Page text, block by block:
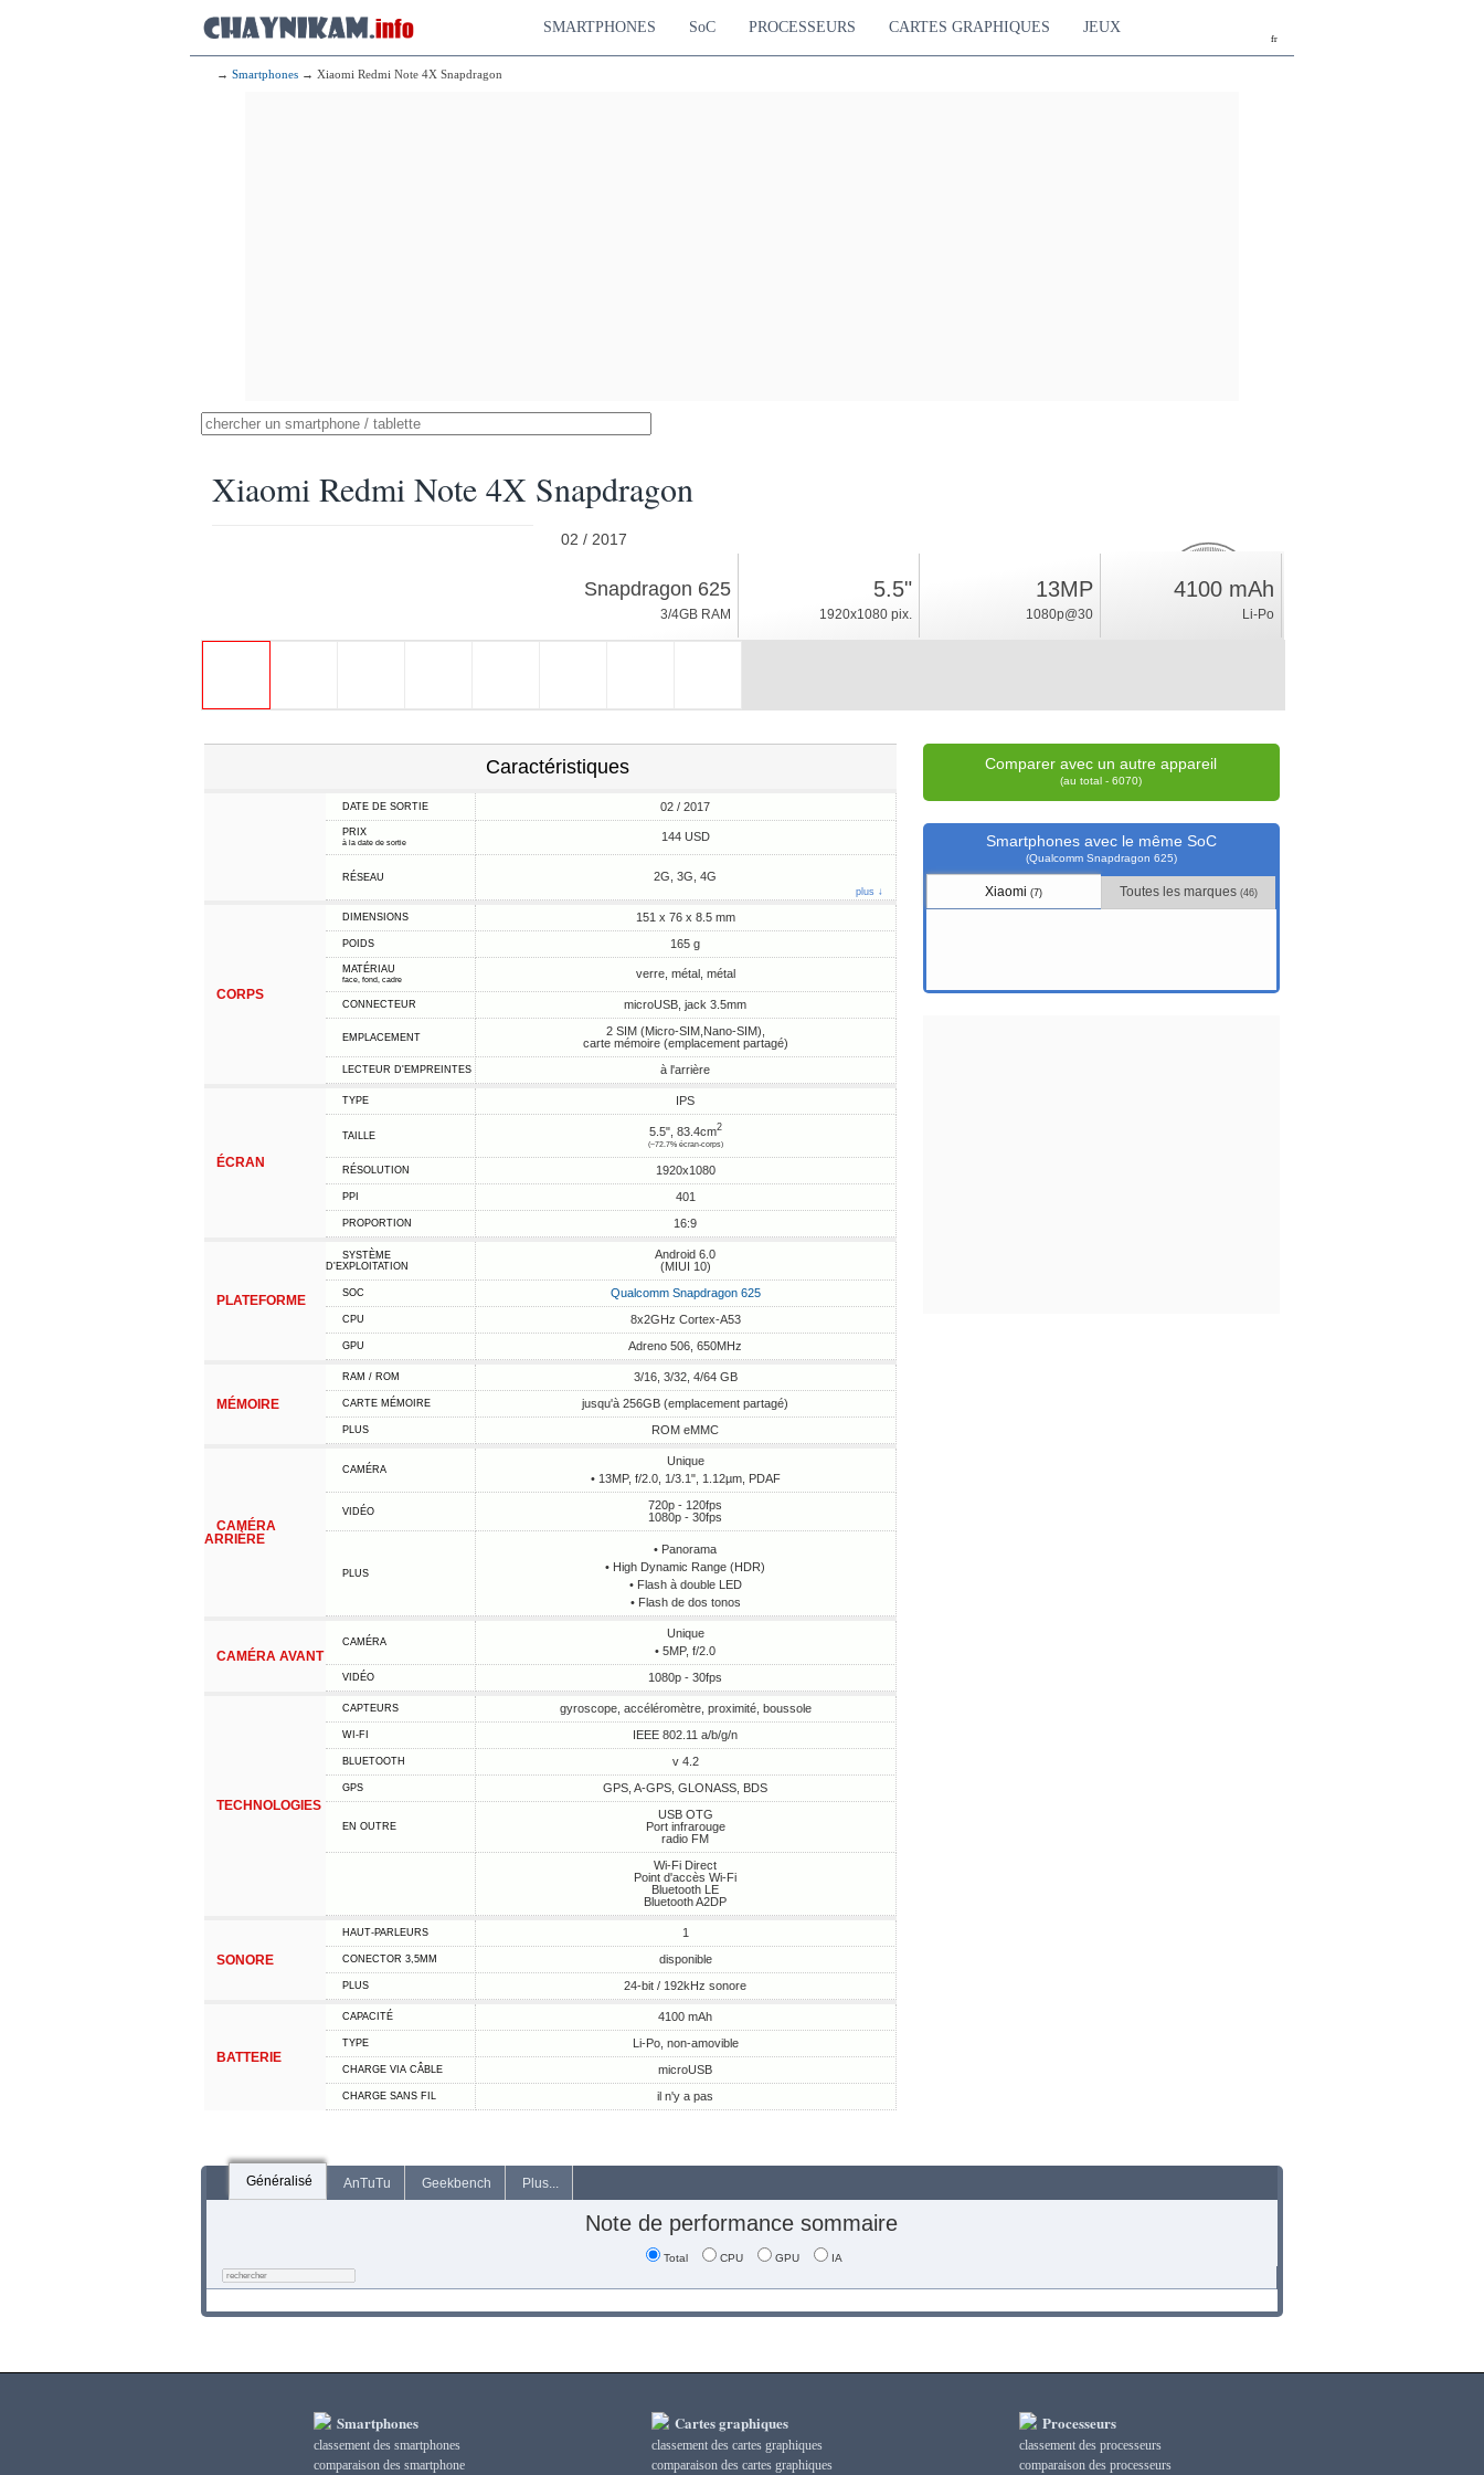
fr
SMARTPHONES SoC PROCESSEURS CARTES GRAPHIQUES JEUX
→ Smartphones → Xiaomi Redmi Note 4X Snapdragon
Xiaomi Redmi Note 4X Snapdragon
02 / 2017
Android 6.0, MIUI 10
4.3%
Snapdragon 625
3/4GB RAM
5.5"
1920x1080 pix.
13MP
1080p@30
4100 mAh
Li-Po
Caractéristiques
DATE DE SORTIE 02 / 2017
PRIX
à la date de sortie 144 USD
RÉSEAU 2G, 3G, 4G
plus ↓
CORPS
DIMENSIONS 151 x 76 x 8.5 mm
POIDS 165 g
MATÉRIAU
face, fond, cadre verre, métal, métal
CONNECTEUR microUSB, jack 3.5mm
EMPLACEMENT
2 SIM (Micro-SIM,Nano-SIM),
carte mémoire (emplacement partagé)
LECTEUR D'EMPREINTES à l'arrière
ÉCRAN
TYPE IPS
TAILLE 5.5", 83.4cm2
(~72.7% écran-corps)
RÉSOLUTION 1920x1080
PPI 401
PROPORTION 16:9
PLATEFORME
SYSTÈME
D'EXPLOITATION
Android 6.0
(MIUI 10)
SOC Qualcomm Snapdragon 625
CPU 8x2GHz Cortex-A53
GPU Adreno 506, 650MHz
MÉMOIRE
RAM / ROM 3/16, 3/32, 4/64 GB
CARTE MÉMOIRE jusqu'à 256GB (emplacement partagé)
PLUS ROM eMMC
CAMÉRA
ARRIÈRE
CAMÉRA
Unique
• 13MP, f/2.0, 1/3.1", 1.12µm, PDAF
VIDÉO
720p - 120fps
1080p - 30fps
PLUS
• Panorama
• High Dynamic Range (HDR)
• Flash à double LED
• Flash de dos tonos
CAMÉRA AVANT
CAMÉRA
Unique
• 5MP, f/2.0
VIDÉO 1080p - 30fps
TECHNOLOGIES
CAPTEURS gyroscope, accéléromètre, proximité, boussole
WI-FI IEEE 802.11 a/b/g/n
BLUETOOTH v 4.2
GPS GPS, A-GPS, GLONASS, BDS
EN OUTRE
USB OTG
Port infrarouge
radio FM
Wi-Fi Direct
Point d'accès Wi-Fi
Bluetooth LE
Bluetooth A2DP
SONORE
HAUT-PARLEURS 1
CONECTOR 3,5MM disponible
PLUS 24-bit / 192kHz sonore
BATTERIE
CAPACITÉ 4100 mAh
TYPE Li-Po, non-amovible
CHARGE VIA CÂBLE microUSB
CHARGE SANS FIL il n'y a pas
Comparer avec un autre appareil
(au total - 6070)
Smartphones avec le même SoC
(Qualcomm Snapdragon 625)
Xiaomi(7) Toutes les marques (46)
Généralisé AnTuTu Geekbench Plus...
Note de performance sommaire
Total CPU GPU IA
Smartphones
classement des smartphones
сomparaison des smartphone
Cartes graphiques
classement des cartes graphiques
сomparaison des cartes graphiques
Processeurs
classement des processeurs
сomparaison des processeurs